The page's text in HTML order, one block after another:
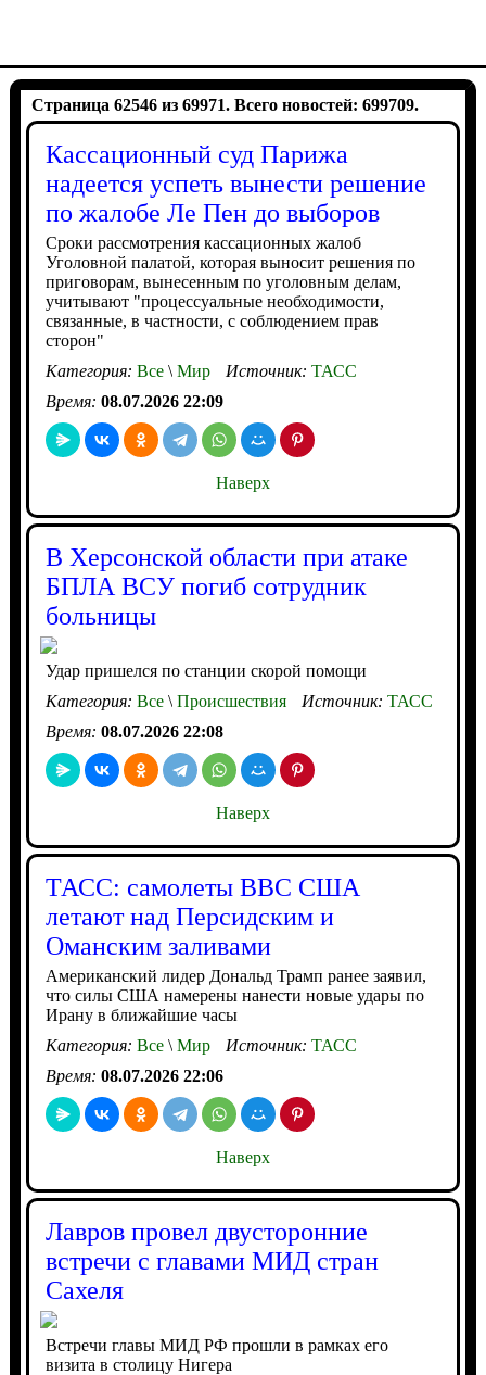
Страница 62546 из 69971. Всего новостей: 699709.
Кассационный суд Парижа
надеется успеть вынести решение
по жалобе Ле Пен до выборов
Сроки рассмотрения кассационных жалоб
Уголовной палатой, которая выносит решения по
приговорам, вынесенным по уголовным делам,
учитывают "процессуальные необходимости,
связанные, в частности, с соблюдением прав
сторон"
Категория: Все\Мир Источник: ТАСС
Время: 08.07.2026 22:09
Наверх
В Херсонской области при атаке
БПЛА ВСУ погиб сотрудник
больницы
Удар пришелся по станции скорой помощи
Категория: Все\Происшествия Источник: ТАСС
Время: 08.07.2026 22:08
Наверх
ТАСС: самолеты ВВС США
летают над Персидским и
Оманским заливами
Американский лидер Дональд Трамп ранее заявил,
что силы США намерены нанести новые удары по
Ирану в ближайшие часы
Категория: Все\Мир Источник: ТАСС
Время: 08.07.2026 22:06
Наверх
Лавров провел двусторонние
встречи с главами МИД стран
Сахеля
Встречи главы МИД РФ прошли в рамках его
визита в столицу Нигера